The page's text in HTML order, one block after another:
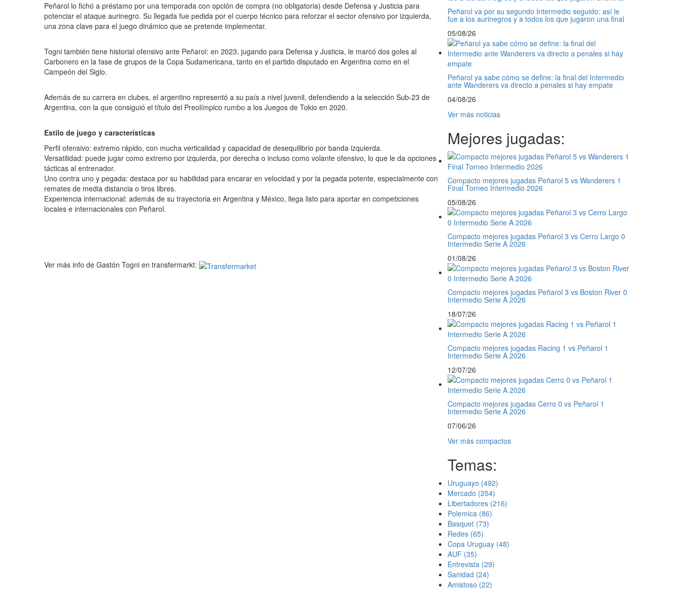
Peñarol lo fichó a préstamo por una temporada con opción de compra (no obligatoria) desde Defensa y Justicia para
potenciar el ataque aurinegro. Su llegada fue pedida por el cuerpo técnico para reforzar el sector ofensivo por izquierda,
una zona clave para el juego dinámico que se pretende implementar.
Togni también tiene historial ofensivo ante Peñarol: en 2023, jugando para Defensa y Justicia, le marcó dos goles al
Carbonero en la fase de grupos de la Copa Sudamericana, tanto en el partido disputado en Argentina como en el
Campeón del Siglo.
Además de su carrera en clubes, el argentino representó a su país a nivel juvenil, defendiendo a la selección Sub-23 de
Argentina, con la que consiguió el título del Preolímpico rumbo a los Juegos de Tokio en 2020.
Estilo de juego y características
Perfil ofensivo: extremo rápido, con mucha verticalidad y capacidad de desequilibrio por banda izquierda.
Versatilidad: puede jugar como extremo por izquierda, por derecha o incluso como volante ofensivo, lo que le da opciones
tácticas al entrenador.
Uno contra uno y pegada: destaca por su habilidad para encarar en velocidad y por la pegada potente, especialmente con
remates de media distancia o tiros libres.
Experiencia internacional: además de su trayectoria en Argentina y México, llega listo para aportar en competiciones
locales e internacionales con Peñarol.
Ver más info de Gastón Togni en transfermarkt:
Peñarol va por su segundo Intermedio seguido: así le
fue a los aurinegros y a todos los que jugaron una final
05/08/26
Peñarol ya sabe cómo se define: la final del Intermedio
ante Wanderers va directo a penales si hay empate
04/08/26
Ver más noticias
Mejores jugadas:
Compacto mejores jugadas Peñarol 5 vs Wanderers 1
Final Torneo Intermedio 2026
05/08/26
Compacto mejores jugadas Peñarol 3 vs Cerro Largo 0
Intermedio Serie A 2026
01/08/26
Compacto mejores jugadas Peñarol 3 vs Boston River 0
Intermedio Serie A 2026
18/07/26
Compacto mejores jugadas Racing 1 vs Peñarol 1
Intermedio Serie A 2026
12/07/26
Compacto mejores jugadas Cerro 0 vs Peñarol 1
Intermedio Serie A 2026
07/06/26
Ver más compactos
Temas:
Uruguayo (492)
Mercado (254)
Libertadores (216)
Polemica (86)
Basquet (73)
Redes (65)
Copa Uruguay (48)
AUF (35)
Entrevista (29)
Sanidad (24)
Amistoso (22)